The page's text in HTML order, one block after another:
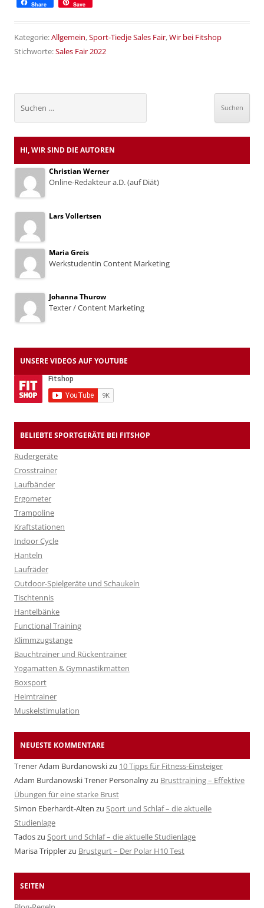
Share Save
Kategorie:Allgemein,Sport-Tiedje Sales Fair,Wir bei Fitshop
Stichworte:Sales Fair 2022
nach:
HI, WIR SIND DIE AUTOREN
Christian Werner
Online-Redakteur a.D. (auf Diät)
Lars Vollertsen
Maria Greis
Werkstudentin Content Marketing
Johanna Thurow
Texter / Content Marketing
UNSERE VIDEOS AUF YOUTUBE
BELIEBTE SPORTGERÄTE BEI FITSHOP
Rudergeräte
Crosstrainer
Laufbänder
Ergometer
Trampoline
Kraftstationen
Indoor Cycle
Hanteln
Laufräder
Outdoor-Spielgeräte und Schaukeln
Tischtennis
Hantelbänke
Functional Training
Klimmzugstange
Bauchtrainer und Rückentrainer
Yogamatten & Gymnastikmatten
Boxsport
Heimtrainer
Muskelstimulation
NEUESTE KOMMENTARE
Trener Adam Burdanowskizu 10 Tipps für Fitness-Einsteiger
Adam Burdanowski Trener Personalnyzu Brusttraining – Effektive
Übungen für eine starke Brust
Simon Eberhardt-Alten zu Sport und Schlaf – die aktuelle
Studienlage
Tadoszu Sport und Schlaf – die aktuelle Studienlage
Marisa Tripplerzu Brustgurt – Der Polar H10 Test
SEITEN